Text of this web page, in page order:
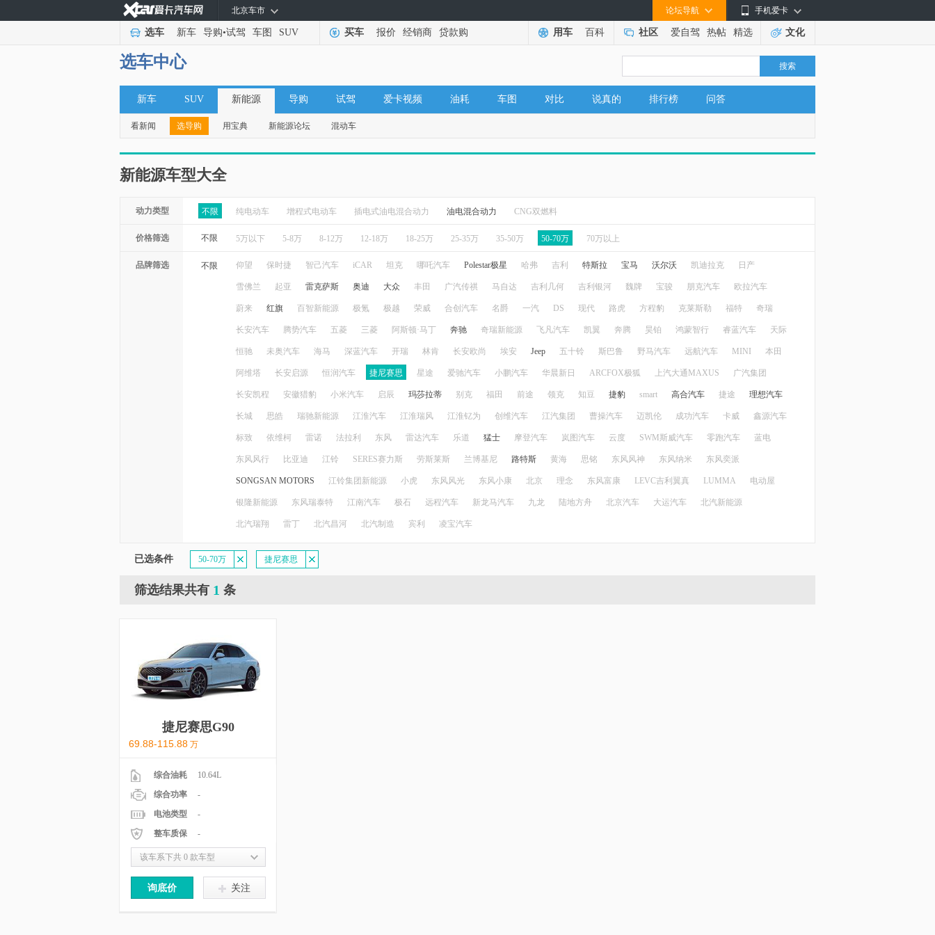
手机爱卡
论坛导航
北京车市
选车 新车 导购•试驾 车图 SUV 买车 报价 经销商 贷款购 用车 百科 社区 爱自驾 热帖 精选 文化
选车中心 搜索
新车 SUV 新能源 导购 试驾 爱卡视频 油耗 车图 对比 说真的 排行榜 问答
看新闻 选导购 用宝典 新能源论坛 混动车
新能源车型大全
动力类型 不限 纯电动车 增程式电动车 插电式油电混合动力 油电混合动力 CNG双燃料
价格筛选 不限 5万以下 5-8万 8-12万 12-18万 18-25万 25-35万 35-50万 50-70万 70万以上
品牌筛选 不限 仰望 保时捷 智己汽车 iCAR 坦克 哪吒汽车 Polestar极星 哈弗 吉利 特斯拉 宝马 沃尔沃 凯迪拉克 日产
雪佛兰 起亚 雷克萨斯 奥迪 大众 丰田 广汽传祺 马自达 吉利几何 吉利银河 魏牌 宝骏 朋克汽车 欧拉汽车
蔚来 红旗 百智新能源 极氪 极越 荣威 合创汽车 名爵 一汽 DS 现代 路虎 方程豹 克莱斯勒 福特 奇瑞
长安汽车 腾势汽车 五菱 三菱 阿斯顿·马丁 奔驰 奇瑞新能源 飞凡汽车 凯翼 奔腾 昊铂 鸿蒙智行 睿蓝汽车 天际
恒驰 未奥汽车 海马 深蓝汽车 开瑞 林肯 长安欧尚 埃安 Jeep 五十铃 斯巴鲁 野马汽车 远航汽车 MINI 本田
阿维塔 长安启源 恒润汽车 捷尼赛思 星途 爱驰汽车 小鹏汽车 华晨新日 ARCFOX极狐 上汽大通MAXUS 广汽集团
长安凯程 安徽猎豹 小米汽车 启辰 玛莎拉蒂 别克 福田 前途 领克 知豆 捷豹 smart 高合汽车 捷途 理想汽车
长城 思皓 瑞驰新能源 江淮汽车 江淮瑞风 江淮钇为 创维汽车 江汽集团 曹操汽车 迈凯伦 成功汽车 卡威 鑫源汽车
标致 依维柯 雷诺 法拉利 东风 雷达汽车 乐道 猛士 摩登汽车 岚图汽车 云度 SWM斯威汽车 零跑汽车 蓝电
东风风行 比亚迪 江铃 SERES赛力斯 劳斯莱斯 兰博基尼 路特斯 黄海 思铭 东风风神 东风纳米 东风奕派
SONGSAN MOTORS 江铃集团新能源 小虎 东风风光 东风小康 北京 理念 东风富康 LEVC吉利翼真 LUMMA 电动屋
银隆新能源 东风瑞泰特 江南汽车 极石 远程汽车 新龙马汽车 九龙 陆地方舟 北京汽车 大运汽车 北汽新能源
北汽瑞翔 雷丁 北汽昌河 北汽制造 宾利 凌宝汽车
已选条件 50-70万 捷尼赛思
筛选结果共有 1 条
捷尼赛思G90
69.88-115.88 万
综合油耗
10.64L
综合功率
-
电池类型
-
整车质保
-
该车系下共 0 款车型
询底价 关注